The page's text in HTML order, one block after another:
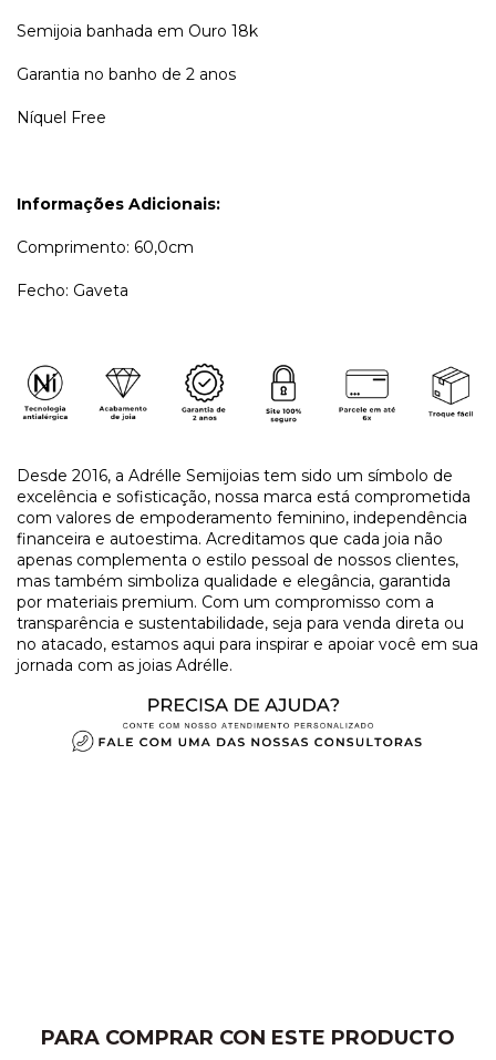
Semijoia banhada em Ouro 18k
Garantia no banho de 2 anos
Níquel Free
Informações Adicionais:
Comprimento: 60,0cm
Fecho: Gaveta
Desde 2016, a Adrélle Semijoias tem sido um símbolo de
excelência e sofisticação, nossa marca está comprometida
com valores de empoderamento feminino, independência
financeira e autoestima. Acreditamos que cada joia não
apenas complementa o estilo pessoal de nossos clientes,
mas também simboliza qualidade e elegância, garantida
por materiais premium. Com um compromisso com a
transparência e sustentabilidade, seja para venda direta ou
no atacado, estamos aqui para inspirar e apoiar você em sua
jornada com as joias Adrélle.
PARA COMPRAR CON ESTE PRODUCTO